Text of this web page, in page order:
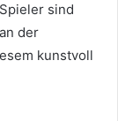
sind
der
kunstvoll